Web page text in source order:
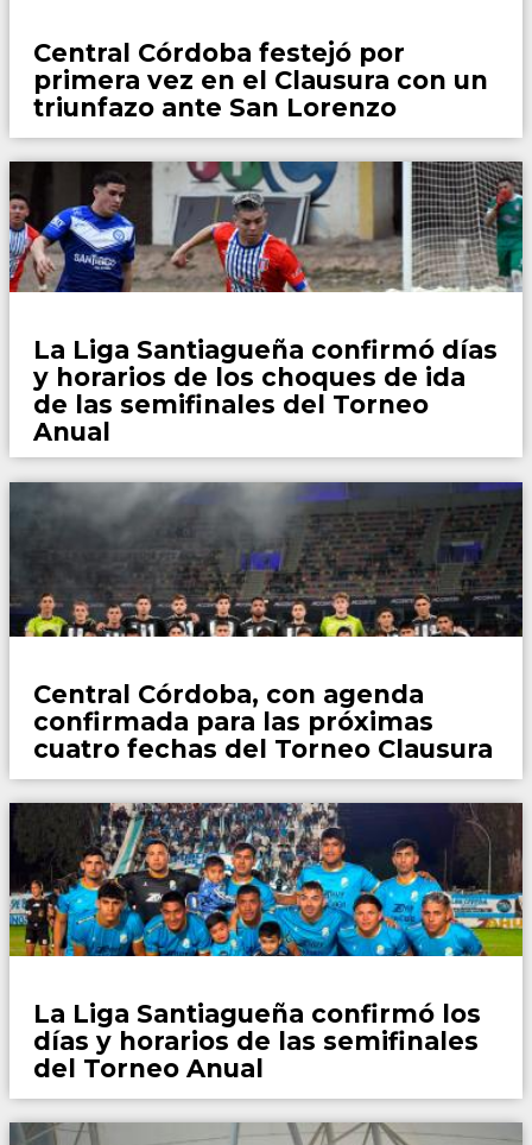
Central Córdoba festejó por
primera vez en el Clausura con un
triunfazo ante San Lorenzo
La Liga Santiagueña confirmó días
y horarios de los choques de ida
de las semifinales del Torneo
Anual
Central Córdoba, con agenda
confirmada para las próximas
cuatro fechas del Torneo Clausura
La Liga Santiagueña confirmó los
días y horarios de las semifinales
del Torneo Anual